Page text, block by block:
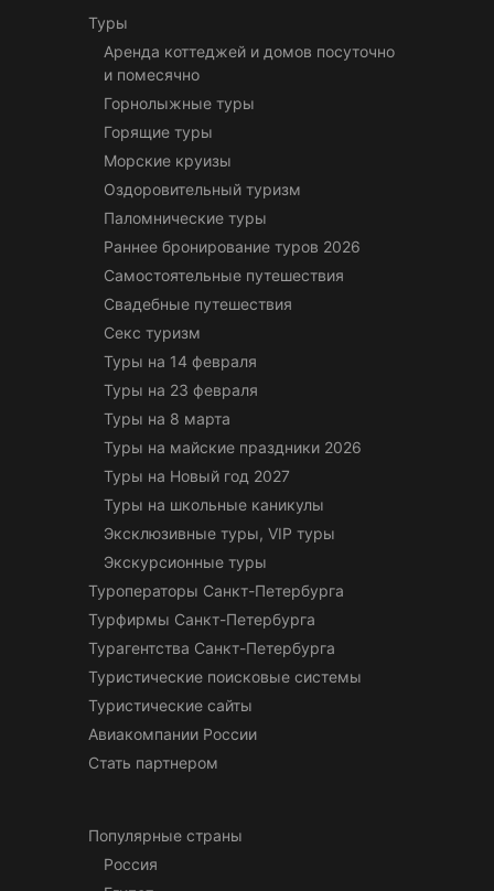
Туры
Аренда коттеджей и домов посуточно
и помесячно
Горнолыжные туры
Горящие туры
Морские круизы
Оздоровительный туризм
Паломнические туры
Раннее бронирование туров 2026
Самостоятельные путешествия
Свадебные путешествия
Секс туризм
Туры на 14 февраля
Туры на 23 февраля
Туры на 8 марта
Туры на майские праздники 2026
Туры на Новый год 2027
Туры на школьные каникулы
Эксклюзивные туры, VIP туры
Экскурсионные туры
Туроператоры Санкт-Петербурга
Турфирмы Санкт-Петербурга
Турагентства Санкт-Петербурга
Туристические поисковые системы
Туристические сайты
Авиакомпании России
Стать партнером
Популярные страны
Россия